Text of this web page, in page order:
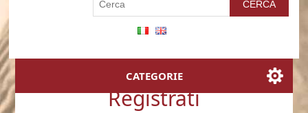
CATEGORIE
Registrati